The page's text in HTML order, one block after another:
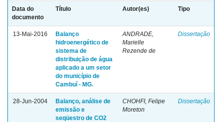
Data do
documento
Título Autor(es) Tipo
13-Mai-2016
Balanço
hidroenergético de
sistema de
distribuição de água
aplicado a um setor
do município de
Cambuí - MG.
ANDRADE,
Marielle
Rezende de
Dissertação
28-Jun-2004
Balanço, análise de
emissão e
seqüestro de CO2
CHOHFI, Felipe
Moreton
Dissertação